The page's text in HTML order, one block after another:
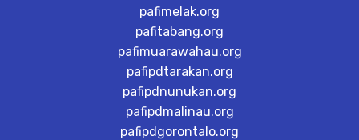
pafimelak.org
pafitabang.org
pafimuarawahau.org
pafipdtarakan.org
pafipdnunukan.org
pafipdmalinau.org
pafipdgorontalo.org